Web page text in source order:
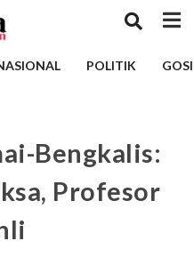
POLITIK
Bengkalis:
Profesor